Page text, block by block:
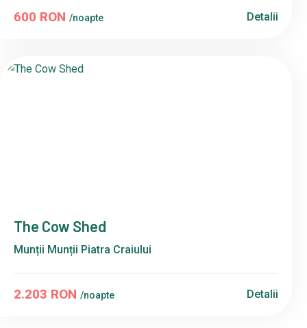
600 RON /noapte Detalii
The Cow Shed
Munții Munții Piatra Craiului
2.203 RON /noapte Detalii